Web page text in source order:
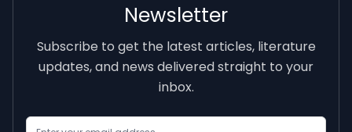
Newsletter
Subscribe to get the latest articles, literature
updates, and news delivered straight to your
inbox.